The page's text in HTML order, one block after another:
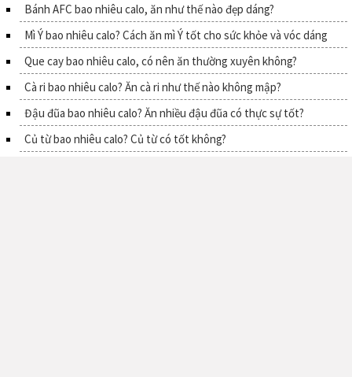
Bánh AFC bao nhiêu calo, ăn như thế nào đẹp dáng?
Mì Ý bao nhiêu calo? Cách ăn mì Ý tốt cho sức khỏe và vóc dáng
Que cay bao nhiêu calo, có nên ăn thường xuyên không?
Cà ri bao nhiêu calo? Ăn cà ri như thế nào không mập?
Đậu đũa bao nhiêu calo? Ăn nhiều đậu đũa có thực sự tốt?
Củ từ bao nhiêu calo? Củ từ có tốt không?